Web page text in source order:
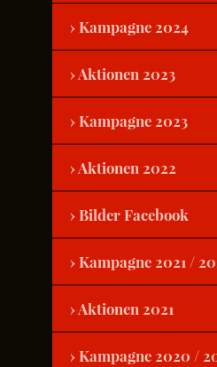
Kampagne 2024
Aktionen 2023
Kampagne 2023
Aktionen 2022
Bilder Facebook
Kampagne 2021 /
Aktionen 2021
Kampagne 2020 /